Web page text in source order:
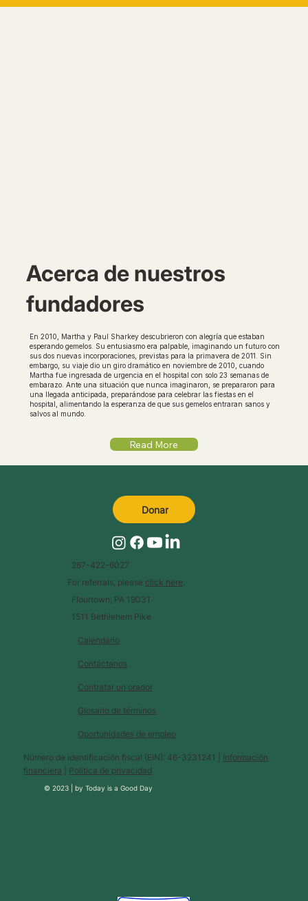
Acerca de nuestros
fundadores
En 2010, Martha y Paul Sharkey descubrieron con alegría que estaban
esperando gemelos. Su entusiasmo era palpable, imaginando un futuro con
sus dos nuevas incorporaciones, previstas para la primavera de 2011. Sin
embargo, su viaje dio un giro dramático en noviembre de 2010, cuando
Martha fue ingresada de urgencia en el hospital con solo 23 semanas de
embarazo. Ante una situación que nunca imaginaron, se prepararon para
una llegada anticipada, preparándose para celebrar las fiestas en el
hospital, alimentando la esperanza de que sus gemelos entraran sanos y
salvos al mundo.
Read More
Calendario
Glosario de términos
Contáctanos
Contratar un orador
Oportunidades de empleo
Número de identificación fiscal (EIN): 46-3231241 | Información
financiera
Política de privacidad
© 2023 |byToday is a Good Day
267-422-6027
For referrals, please click here.
Flourtown, PA 19031
1511 Bethlehem Pike
Donar